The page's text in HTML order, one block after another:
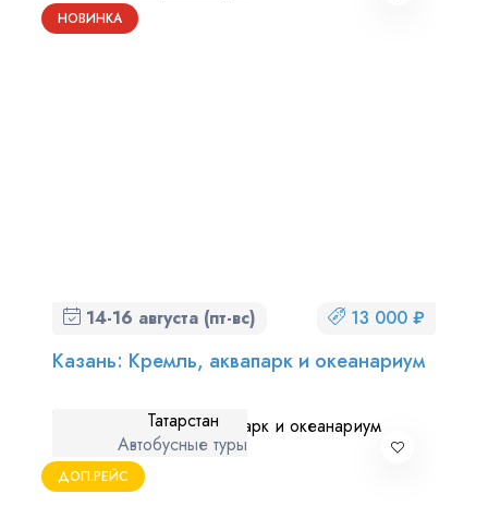
НОВИНКА
14-16 августа (пт-вс) 13 000 ₽
Казань: Кремль, аквапарк и океанариум
ДОП.РЕЙС
Татарстан
Автобусные туры